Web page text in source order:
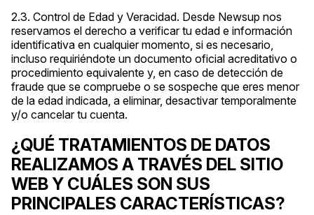
2.3. Control de Edad y Veracidad. Desde Newsup nos
reservamos el derecho a verificar tu edad e información
identificativa en cualquier momento, si es necesario,
incluso requiriéndote un documento oficial acreditativo o
procedimiento equivalente y, en caso de detección de
fraude que se compruebe o se sospeche que eres menor
de la edad indicada, a eliminar, desactivar temporalmente
y/o cancelar tu cuenta.
¿QUÉ TRATAMIENTOS DE DATOS
REALIZAMOS A TRAVÉS DEL SITIO
WEB Y CUÁLES SON SUS
PRINCIPALES CARACTERÍSTICAS?